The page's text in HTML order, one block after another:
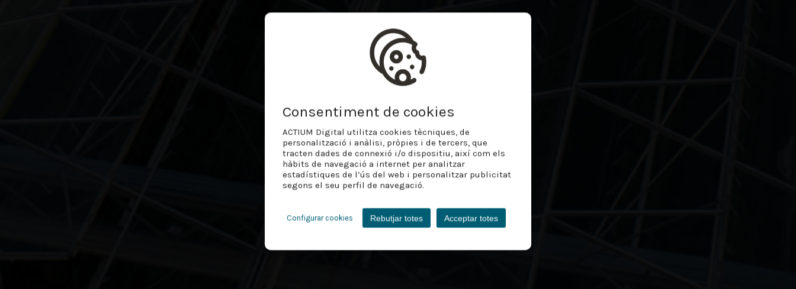
Consentiment de cookies
ACTIUM Digital utilitza cookies tècniques, de
personalització i anàlisi, pròpies i de tercers, que
tracten dades de connexió i/o dispositiu, així com els
hàbits de navegació a internet per analitzar
estadístiques de l’ús del web i personalitzar publicitat
segons el seu perfil de navegació.
Configurar cookies Rebutjar totes Acceptar totes